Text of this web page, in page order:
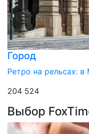
Город
Ретро на рельсах:
204 524
Выбор